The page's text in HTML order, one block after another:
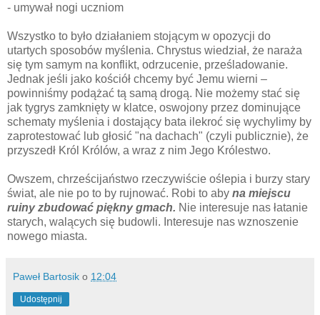
- umywał nogi uczniom
Wszystko to było działaniem stojącym w opozycji do
utartych sposobów myślenia. Chrystus wiedział, że naraża
się tym samym na konflikt, odrzucenie, prześladowanie.
Jednak jeśli jako kościół chcemy być Jemu wierni –
powinniśmy podążać tą samą drogą. Nie możemy stać się
jak tygrys zamknięty w klatce, oswojony przez dominujące
schematy myślenia i dostający bata ilekroć się wychylimy by
zaprotestować lub głosić "na dachach" (czyli publicznie), że
przyszedł Król Królów, a wraz z nim Jego Królestwo.
Owszem, chrześcijaństwo rzeczywiście oślepia i burzy stary
świat, ale nie po to by rujnować. Robi to aby na miejscu
ruiny zbudować piękny gmach. Nie interesuje nas łatanie
starych, walących się budowli. Interesuje nas wznoszenie
nowego miasta.
Paweł Bartosik o 12:04
Udostępnij